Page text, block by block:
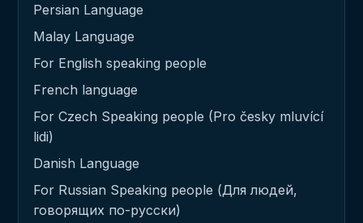
Persian Language
Malay Language
For English speaking people
French language
For Czech Speaking people (Pro česky mluvící
lidi)
Danish Language
For Russian Speaking people (Для людей,
говорящих по-русски)